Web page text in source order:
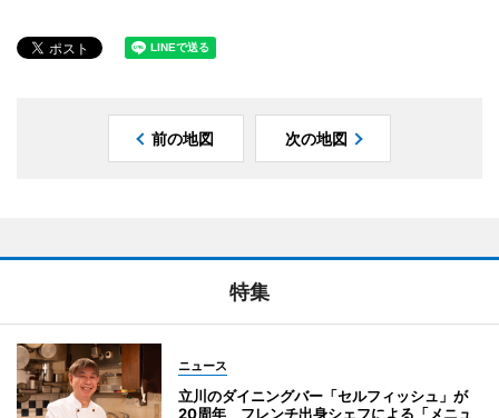
前の地図 次の地図
特集
ニュース
立川のダイニングバー「セルフィッシュ」が
20周年 フレンチ出身シェフによる「メニュ